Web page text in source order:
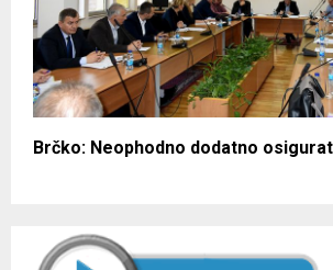
Brčko: Neophodno dodatno